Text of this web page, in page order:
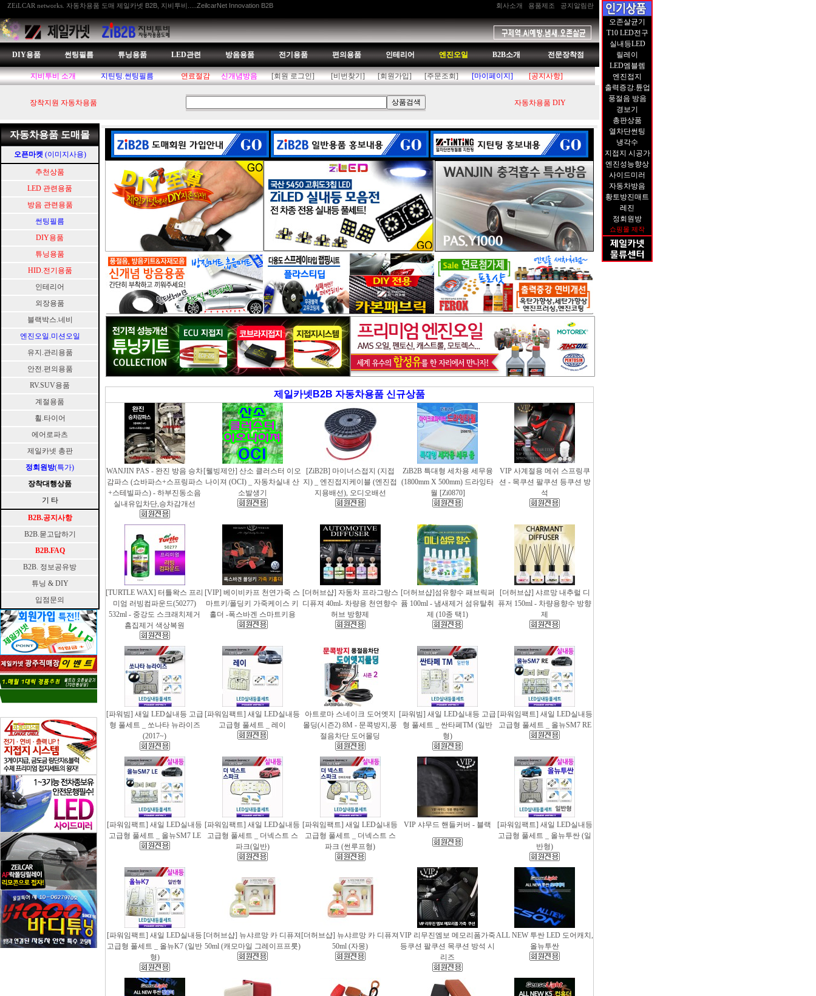
ZEiLCAR networks. 자동차용품 도매 제일카넷 B2B, 지비투비.....ZeilcarNet Innovation B2B 회사소개 용품제조 공지알림란
DIY용품 썬팅필름 튜닝용품 LED관련 방음용품 전기용품 편의용품 인테리어 엔진오일 B2B소개 전문장착점
지비투비 소개 지틴팅.썬팅필름 연료절감 신개념방음 [회원 로그인] [비번찾기] [회원가입] [주문조회] [마이페이지] [공지사항]
장착지원 자동차용품 자동차용품 DIY
자동차용품 도매몰
오픈마켓 (이미지사용)
추천상품
LED 관련용품
방음 관련용품
썬팅필름
DIY용품
튜닝용품
HID.전기용품
인테리어
외장용품
블랙박스.네비
엔진오일.미션오일
유지.관리용품
안전.편의용품
RV.SUV용품
계절용품
휠.타이어
에어로파츠
제일카넷 총판
정회원방(특가)
장착대행상품
기 타
B2B.공지사항
B2B.묻고답하기
B2B.FAQ
B2B. 정보공유방
튜닝 & DIY
입점문의
제일카넷B2B 자동차용품 신규상품
WANJIN PAS - 완진 방음 승차
감파스 (쇼바파스+스프링파스
+스테빌파스) - 하부진동소음
실내유입차단,승차감개선
[웰빙제안] 산소 클러스터 이오
나이져 (OCI) _ 자동차실내 산
소발생기
[ZiB2B] 마이너스접지 (지접
지) _ 엔진접지케이블 (엔진접
지용배선), 오디오배선
ZiB2B 특대형 세차용 세무융
(1800mm X 500mm) 드라잉타
월 [Zi0870]
VIP 사계절용 메쉬 스프링쿠
션 - 목쿠션 팔쿠션 등쿠션 방
석
[TURTLE WAX] 터틀왁스 프리
미엄 러빙컴파운드(50277)
532ml - 중강도 스크래치제거
흠집제거 색상복원
[VIP] 베이비카프 천연가죽 스
마트키/폴딩키 가죽케이스 키
홀더 -폭스바겐 스마트키용
[더허브샵] 자동차 프라그랑스
디퓨져 40ml- 차량용 천연향수
허브 방향제
[더허브샵]섬유향수 패브릭퍼
퓸 100ml - 냄새제거 섬유탈취
제 (10종 택1)
[더허브샵] 샤르망 내추럴 디
퓨저 150ml - 차량용향수 방향
제
[파워빔] 새일 LED실내등 고급
형 풀세트 _ 쏘나타 뉴라이즈
(2017~)
[파워임팩트] 새일 LED실내등
고급형 풀세트 _ 레이
아트로마 스네이크 도어엣지
몰딩(시즌2) 8M - 문콕방지,풍
절음차단 도어몰딩
[파워빔] 새일 LED실내등 고급
형 풀세트 _ 싼타페TM (일반
형)
[파워임팩트] 새일 LED실내등
고급형 풀세트 _ 올뉴SM7 RE
[파워임팩트] 새일 LED실내등
고급형 풀세트 _ 올뉴SM7 LE
[파워임팩트] 새일 LED실내등
고급형 풀세트 _ 더넥스트 스
파크(일반)
[파워임팩트] 새일 LED실내등
고급형 풀세트 _ 더넥스트 스
파크 (썬루프형)
VIP 샤무드 핸들커버 - 블랙
[파워임팩트] 새일 LED실내등
고급형 풀세트 _ 올뉴투싼 (일
반형)
[파워임팩트] 새일 LED실내등
고급형 풀세트 _ 올뉴K7 (일반
형)
[더허브샵] 뉴샤르망 카 디퓨져
50ml (캐모마일 그레이프프룻)
[더허브샵] 뉴샤르망 카 디퓨져
50ml (자몽)
VIP 리무진엠보 메모리폼가죽
등쿠션 팔쿠션 목쿠션 방석 시
리즈
ALL NEW 투싼 LED 도어캐치,
올뉴투싼
오존살균기
T10 LED전구
실내등LED
릴레이
LED엠블렘
엔진접지
출력증강.튠업
풍절음 방음
경보기
총판상품
열차단썬팅
냉각수
지접지 시공가
엔진성능향상
사이드미러
자동차방음
황토방진매트
레진
정회원방
쇼핑몰 제작